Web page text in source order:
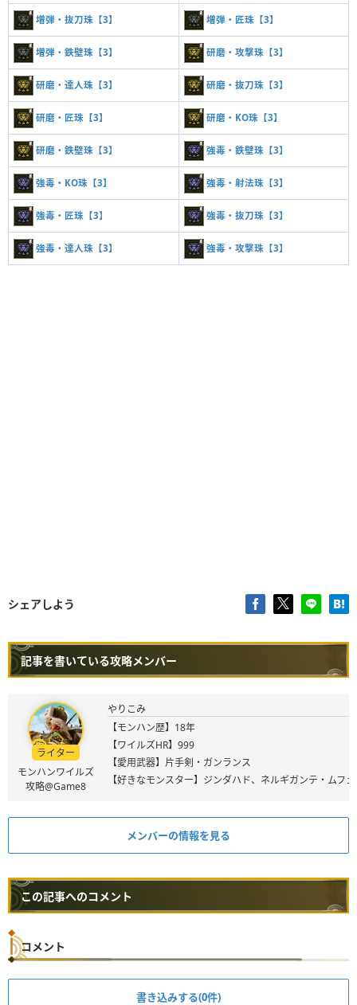
増弾・抜刀珠【3】 増弾・匠珠【3】
増弾・鉄壁珠【3】 研磨・攻撃珠【3】
研磨・達人珠【3】 研磨・抜刀珠【3】
研磨・匠珠【3】 研磨・KO珠【3】
研磨・鉄壁珠【3】 強毒・鉄壁珠【3】
強毒・KO珠【3】 強毒・射法珠【3】
強毒・匠珠【3】 強毒・抜刀珠【3】
強毒・達人珠【3】 強毒・攻撃珠【3】
シェアしよう
記事を書いている攻略メンバー
ライター
モンハンワイルズ
攻略@Game8
やりこみ
【モンハン歴】18年
【ワイルズHR】999
【愛用武器】片手剣・ガンランス
【好きなモンスター】ジンダハド、ネルギガンテ・ムフ
メンバーの情報を見る
この記事へのコメント
コメント
書き込みする(0件)